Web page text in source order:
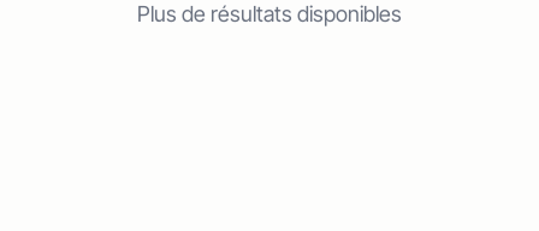
Plus de résultats disponibles